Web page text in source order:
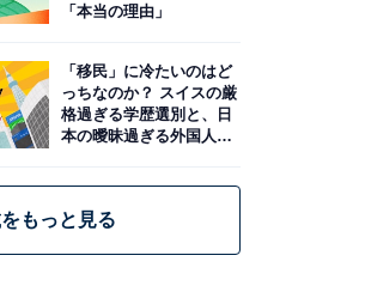
「本当の理由」
「移民」に冷たいのはど
っちなのか？ スイスの厳
格過ぎる学歴選別と、日
本の曖昧過ぎる外国人政
もっと見る